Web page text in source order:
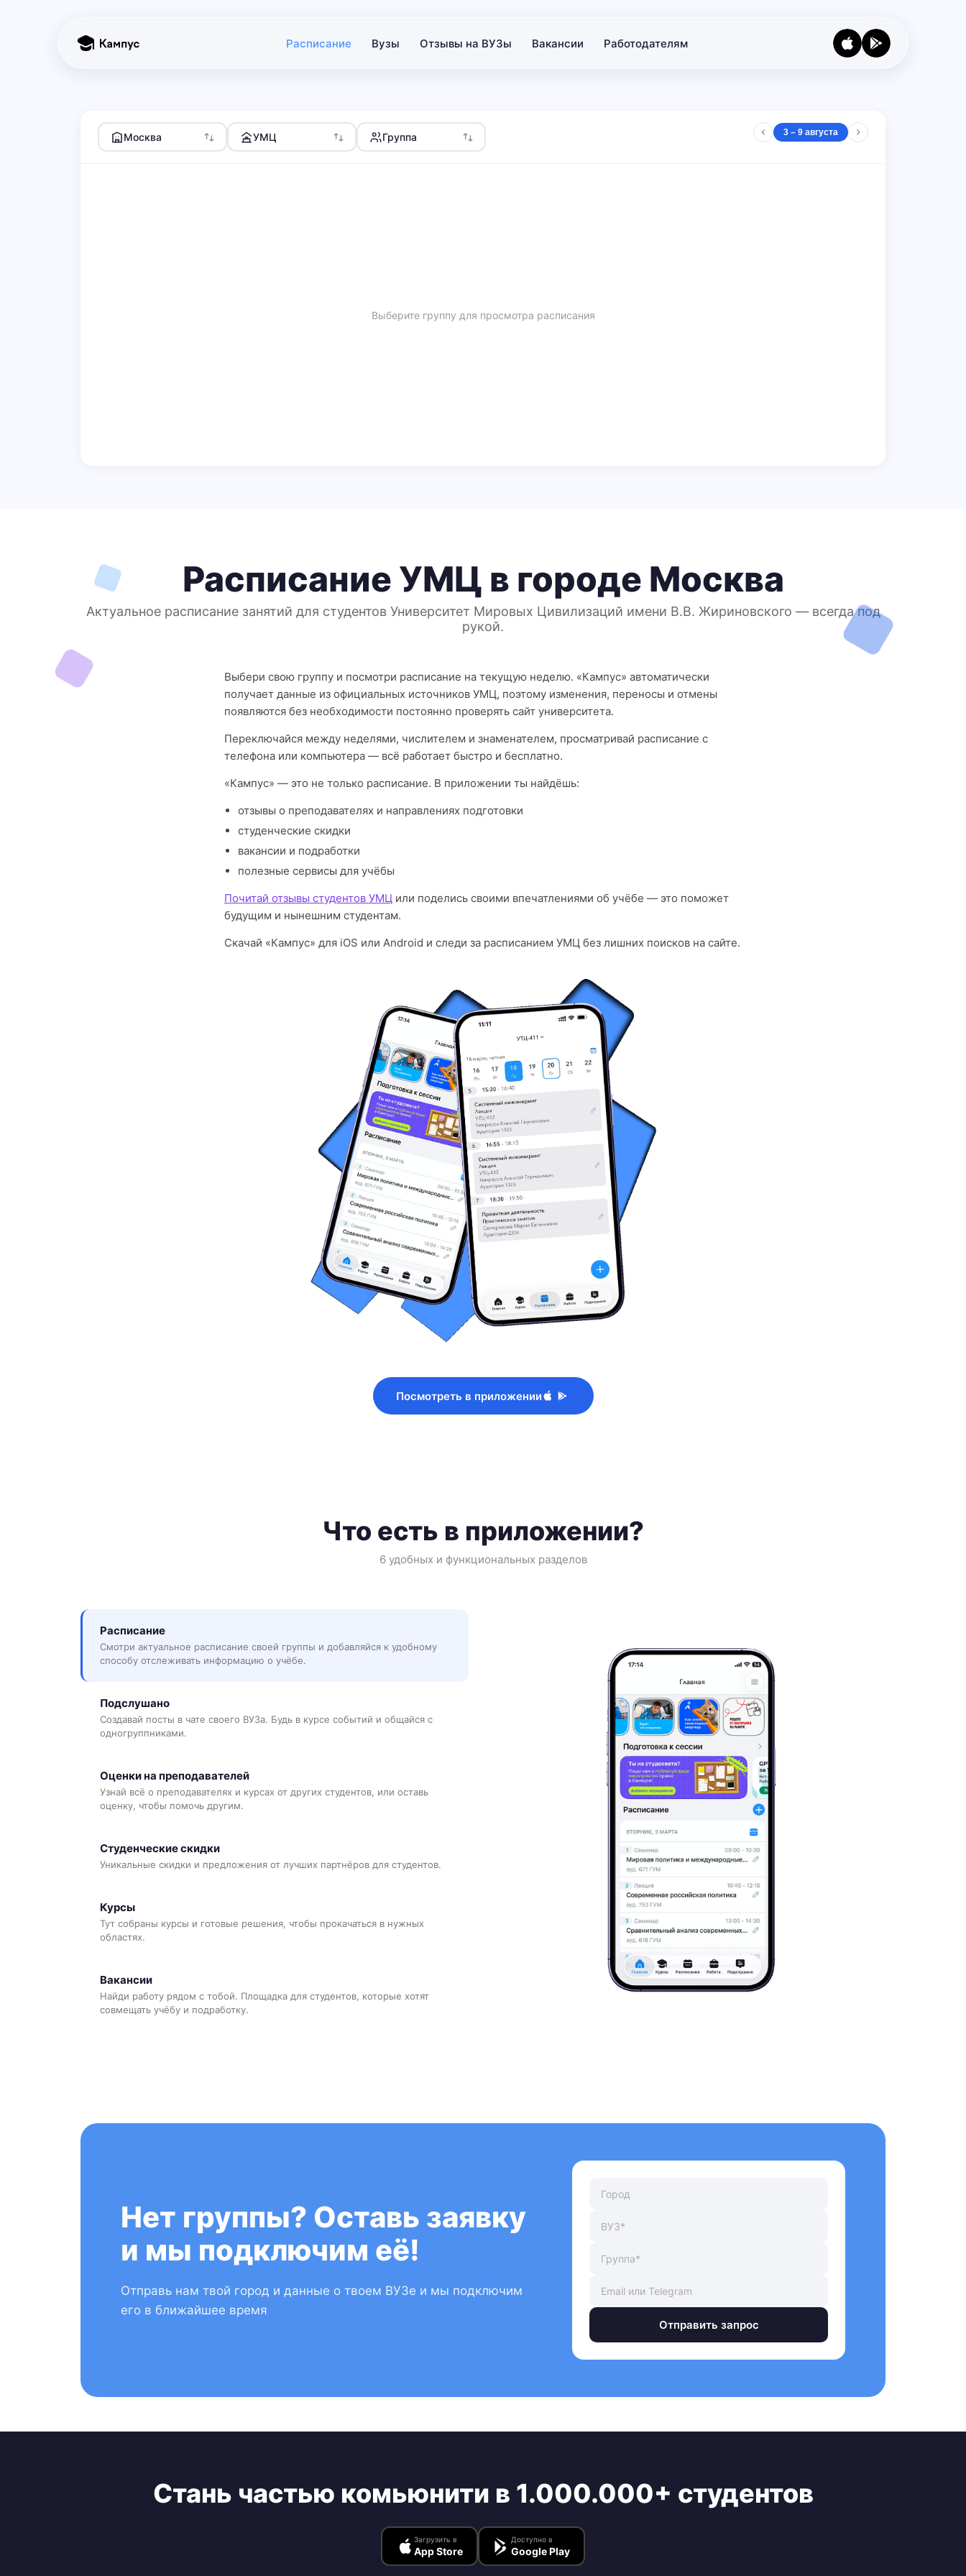
Расписание Вузы Отзывы на ВУЗы Вакансии Работодателям
Москва УМЦ Группа 3 – 9 августа
Выберите группу для просмотра расписания
Расписание УМЦ в городе Москва
Актуальное расписание занятий для студентов Университет Мировых Цивилизаций имени В.В. Жириновского — всегда под
рукой.
Выбери свою группу и посмотри расписание на текущую неделю. «Кампус» автоматически
получает данные из официальных источников УМЦ, поэтому изменения, переносы и отмены
появляются без необходимости постоянно проверять сайт университета.
Переключайся между неделями, числителем и знаменателем, просматривай расписание с
телефона или компьютера — всё работает быстро и бесплатно.
«Кампус» — это не только расписание. В приложении ты найдёшь:
отзывы о преподавателях и направлениях подготовки
студенческие скидки
вакансии и подработки
полезные сервисы для учёбы
Почитай отзывы студентов УМЦ или поделись своими впечатлениями об учёбе — это поможет
будущим и нынешним студентам.
Скачай «Кампус» для iOS или Android и следи за расписанием УМЦ без лишних поисков на сайте.
Посмотреть в приложении
Что есть в приложении?
6 удобных и функциональных разделов
Расписание
Смотри актуальное расписание своей группы и добавляйся к удобному
способу отслеживать информацию о учёбе.
Подслушано
Создавай посты в чате своего ВУЗа. Будь в курсе событий и общайся с
одногруппниками.
Оценки на преподавателей
Узнай всё о преподавателях и курсах от других студентов, или оставь
оценку, чтобы помочь другим.
Студенческие скидки
Уникальные скидки и предложения от лучших партнёров для студентов.
Курсы
Тут собраны курсы и готовые решения, чтобы прокачаться в нужных
областях.
Вакансии
Найди работу рядом с тобой. Площадка для студентов, которые хотят
совмещать учёбу и подработку.
Нет группы? Оставь заявку
и мы подключим её!
Отправь нам твой город и данные о твоем ВУЗе и мы подключим
его в ближайшее время
Отправить запрос
Стань частью комьюнити в 1.000.000+ студентов
Загрузить в
App Store
Доступно в
Google Play